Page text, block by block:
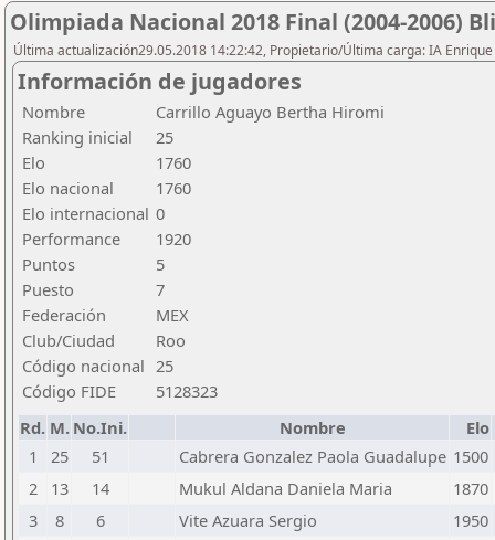
Olimpiada Nacional 2018 Final (2004-2006)
Última actualización29.05.2018 14:22:42, Propietario/Última carga: IA
Información de jugadores
Nombre
Carrillo Aguayo Bertha Hiromi
Ranking inicial
25
Elo
1760
Elo nacional
1760
Elo internacional 0
Performance
1920
Puntos
5
Puesto
7
Federación
MEX
Club/Ciudad
Roo
Código nacional 25
Código FIDE
5128323
Rd. M. No.Ini. Nombre
Elo
1
25 51 Cabrera Gonzalez Paola Guadalupe 1500
2
13 14 Mukul Aldana Daniela Maria
1870
3
8 6 Vite Azuara Sergio
1950